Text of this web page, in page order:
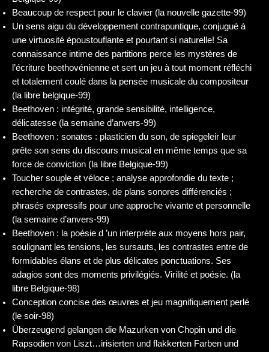
Beaucoup de respect pour le clavier (la nouvelle gazette-99)
Un sens aigu du développement contrapuntique, conjugué à
une virtuosité époustouflante et pourtant si naturelle! Sa
connaissance intime des partitions perce les mystères de
l’écriture beethovénienne et sert un jeu à tout moment réfléchi
et totalement coulé dans la pensée musicale du compositeur
(la libre belgique-99)
Beethoven : intégrité, grande sensibilité, intelligence,
délicatesse (la semaine d’anvers-99)
Beethoven : sonates : plasticien du son, de spiegeleir leur
prête son sens du discours musical en même temps que sa
force de conviction (la libre Belgique-99)
Toucher souple et véloce ; analyse approfondie du texte ;
recherche de contrastes, de plans sonores différenciés ;
phrasés expressifs pour une approche vivante et personnelle
(la semaine d’anvers-99)
Beethoven : la poésie d ’un interprète aux moyens hors pair,
soulignant les tensions, les sursauts, les contrastes entre de
formidables élans et de plus délicates ponctuations. Ses
adagios sont des moments privilégiés. Virilité et poésie. (la
libre Belgique-98)
Conception concise des œuvres et jeu magnifiquement perlé
(le soir-98)
Überzeugend gelangen die Mazurken von Chopin und die
Rapsodien von Liszt…irisierten und flakkerten Farben und